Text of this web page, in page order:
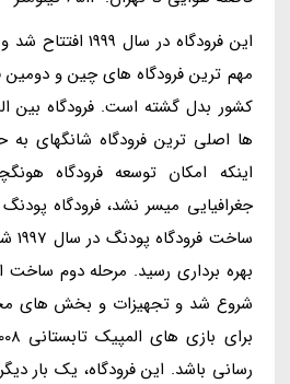
این فرودگاه در سال
مهم ترین فرودگاه های چین و دومین
کشور بدل گشته است. فرودگاه بین
ها اصلی ترین فرودگاه شانگهای
اینکه امکان توسعه فرودگاه
جغرافیایی میسر نشد، فرودگاه
شروع شد و تجهیزات و بخش های